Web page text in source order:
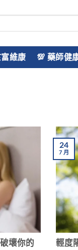
維康 💯 藥師健
壞你的
輕度
24
7月